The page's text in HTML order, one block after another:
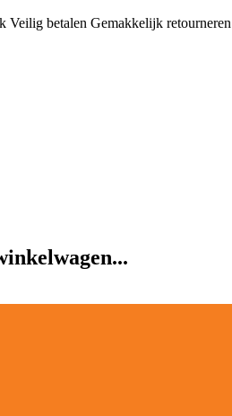
Veilig betalen Gemakkelijk retourneren